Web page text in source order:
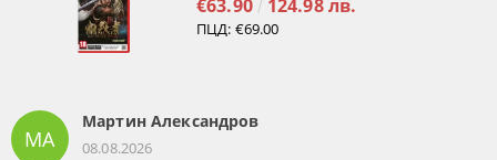
€63.90 124.98 лв.
ПЦД: €69.00
МА
Мартин Александров
08.08.2026